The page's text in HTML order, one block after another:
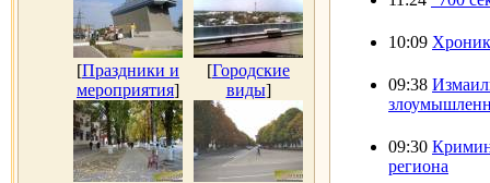
[Праздники и
мероприятия]
[Городские
виды]
10:09
09:38
09:30
региона